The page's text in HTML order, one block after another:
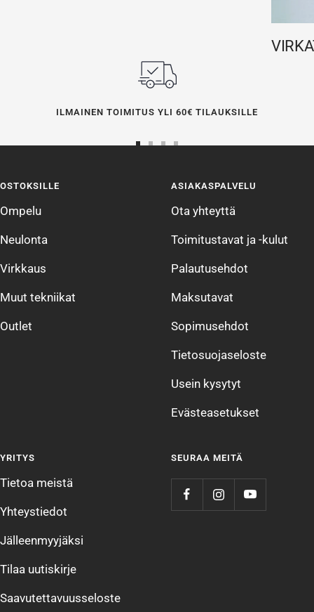
ILMAINEN TOIMITUS YLI 60€ TILAUKSILLE
4
OSTOKSILLE
Ompelu
Neulonta
Virkkaus
Muut tekniikat
Outlet
ASIAKASPALVELU
Ota yhteyttä
Toimitustavat ja -kulut
Palautusehdot
Maksutavat
Sopimusehdot
Tietosuojaseloste
Usein kysytyt
Evästeasetukset
YRITYS
Tietoa meistä
Yhteystiedot
Jälleenmyyjäksi
Tilaa uutiskirje
Saavutettavuusseloste
SEURAA MEITÄ